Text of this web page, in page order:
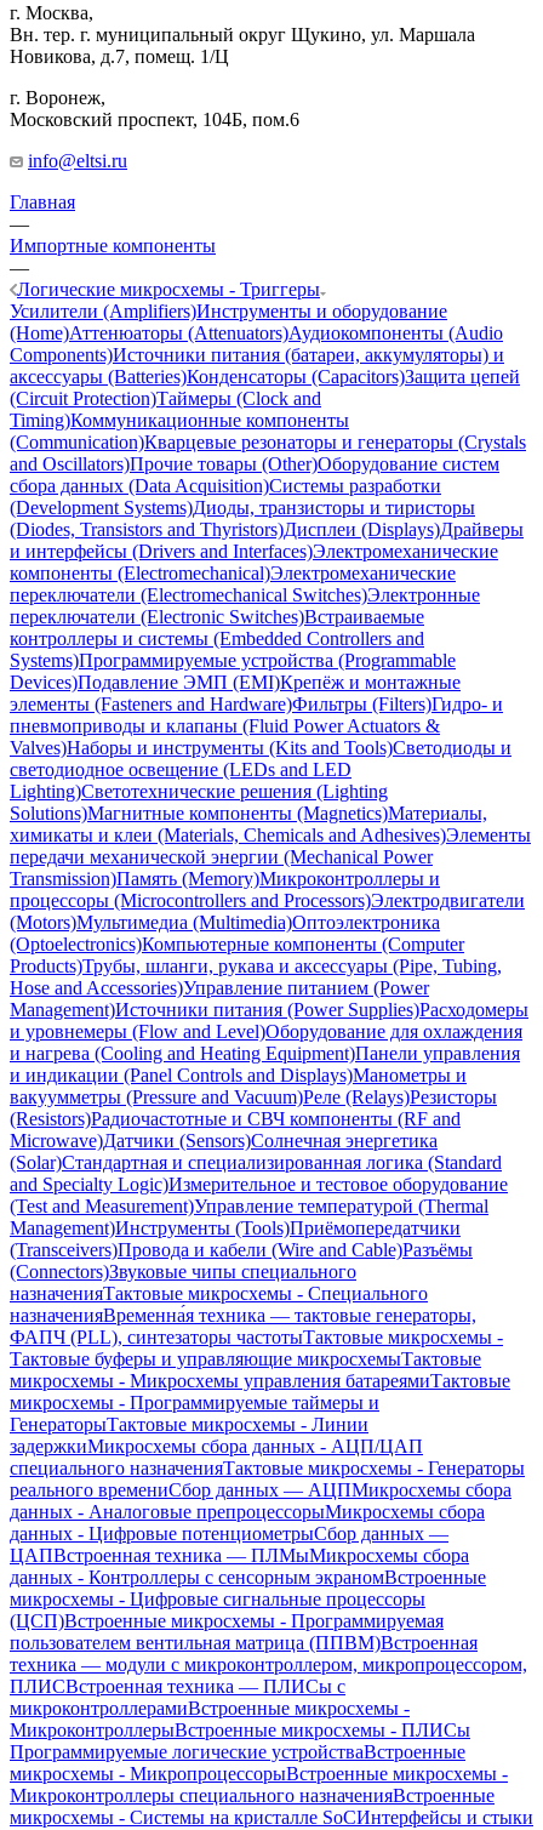
г. Москва,
Вн. тер. г. муниципальный округ Щукино, ул. Маршала
Новикова, д.7, помещ. 1/Ц
г. Воронеж,
​Московский проспект, 104Б, пом.6
info@eltsi.ru
Главная
—
Импортные компоненты
—
Логические микросхемы - Триггеры
Усилители (Amplifiers)Инструменты и оборудование
(Home)Аттенюаторы (Attenuators)Аудиокомпоненты (Audio
Components)Источники питания (батареи, аккумуляторы) и
аксессуары (Batteries)Конденсаторы (Capacitors)Защита цепей
(Circuit Protection)Таймеры (Clock and
Timing)Коммуникационные компоненты
(Communication)Кварцевые резонаторы и генераторы (Crystals
and Oscillators)Прочие товары (Other)Оборудование систем
сбора данных (Data Acquisition)Системы разработки
(Development Systems)Диоды, транзисторы и тиристоры
(Diodes, Transistors and Thyristors)Дисплеи (Displays)Драйверы
и интерфейсы (Drivers and Interfaces)Электромеханические
компоненты (Electromechanical)Электромеханические
переключатели (Electromechanical Switches)Электронные
переключатели (Electronic Switches)Встраиваемые
контроллеры и системы (Embedded Controllers and
Systems)Программируемые устройства (Programmable
Devices)Подавление ЭМП (EMI)Крепёж и монтажные
элементы (Fasteners and Hardware)Фильтры (Filters)Гидро- и
пневмоприводы и клапаны (Fluid Power Actuators &
Valves)Наборы и инструменты (Kits and Tools)Светодиоды и
светодиодное освещение (LEDs and LED
Lighting)Светотехнические решения (Lighting
Solutions)Магнитные компоненты (Magnetics)Материалы,
химикаты и клеи (Materials, Chemicals and Adhesives)Элементы
передачи механической энергии (Mechanical Power
Transmission)Память (Memory)Микроконтроллеры и
процессоры (Microcontrollers and Processors)Электродвигатели
(Motors)Мультимедиа (Multimedia)Оптоэлектроника
(Optoelectronics)Компьютерные компоненты (Computer
Products)Трубы, шланги, рукава и аксессуары (Pipe, Tubing,
Hose and Accessories)Управление питанием (Power
Management)Источники питания (Power Supplies)Расходомеры
и уровнемеры (Flow and Level)Оборудование для охлаждения
и нагрева (Cooling and Heating Equipment)Панели управления
и индикации (Panel Controls and Displays)Манометры и
вакуумметры (Pressure and Vacuum)Реле (Relays)Резисторы
(Resistors)Радиочастотные и СВЧ компоненты (RF and
Microwave)Датчики (Sensors)Солнечная энергетика
(Solar)Стандартная и специализированная логика (Standard
and Specialty Logic)Измерительное и тестовое оборудование
(Test and Measurement)Управление температурой (Thermal
Management)Инструменты (Tools)Приёмопередатчики
(Transceivers)Провода и кабели (Wire and Cable)Разъёмы
(Connectors)Звуковые чипы специального
назначенияТактовые микросхемы - Специального
назначенияВременна́я техника — тактовые генераторы,
ФАПЧ (PLL), синтезаторы частотыТактовые микросхемы -
Тактовые буферы и управляющие микросхемыТактовые
микросхемы - Микросхемы управления батареямиТактовые
микросхемы - Программируемые таймеры и
ГенераторыТактовые микросхемы - Линии
задержкиМикросхемы сбора данных - АЦП/ЦАП
специального назначенияТактовые микросхемы - Генераторы
реального времениСбор данных — АЦПМикросхемы сбора
данных - Аналоговые препроцессорыМикросхемы сбора
данных - Цифровые потенциометрыСбор данных —
ЦАПВстроенная техника — ПЛМыМикросхемы сбора
данных - Контроллеры с сенсорным экраномВстроенные
микросхемы - Цифровые сигнальные процессоры
(ЦСП)Встроенные микросхемы - Программируемая
пользователем вентильная матрица (ППВМ)Встроенная
техника — модули с микроконтроллером, микропроцессором,
ПЛИСВстроенная техника — ПЛИСы с
микроконтроллерамиВстроенные микросхемы -
МикроконтроллерыВстроенные микросхемы - ПЛИСы
Программируемые логические устройстваВстроенные
микросхемы - МикропроцессорыВстроенные микросхемы -
Микроконтроллеры специального назначенияВстроенные
микросхемы - Системы на кристалле SoCИнтерфейсы и стыки